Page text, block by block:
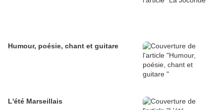
Humour, poésie, chant et guitare
L'été Marseillais